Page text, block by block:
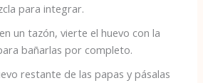
para integrar.
un tazón, vierte el huevo con la
bañarlas por completo.
restante de las papas y pásalas